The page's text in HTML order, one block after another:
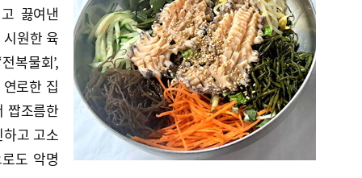
끓여낸
시원한 육
복물회’,
로한 집
짭조름한
하고 고소
도 악명